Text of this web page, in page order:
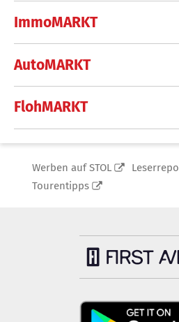
ImmoMARKT
AutoMARKT
FlohMARKT
Werben auf STOL
Tourentipps